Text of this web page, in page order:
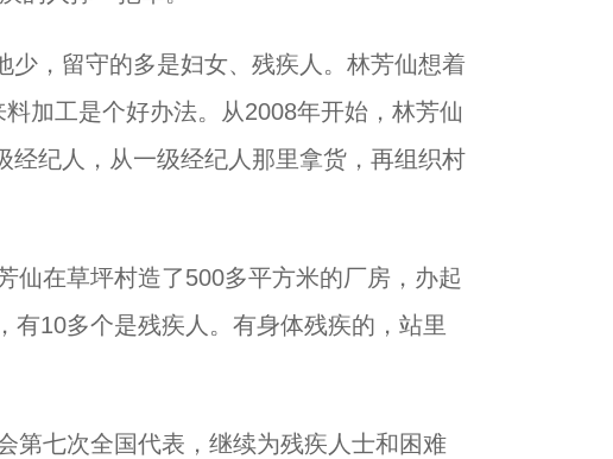
，留守的多是妇女、残疾人。林芳仙想着
加工是个好办法。从2008年开始，林芳仙
纪人，从一级经纪人那里拿货，再组织村
在草坪村造了500多平方米的厂房，办起
有10多个是残疾人。有身体残疾的，站里
七次全国代表，继续为残疾人士和困难